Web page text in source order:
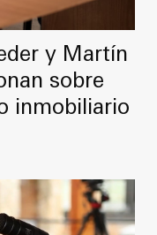
y Martín
sobre
inmobiliario